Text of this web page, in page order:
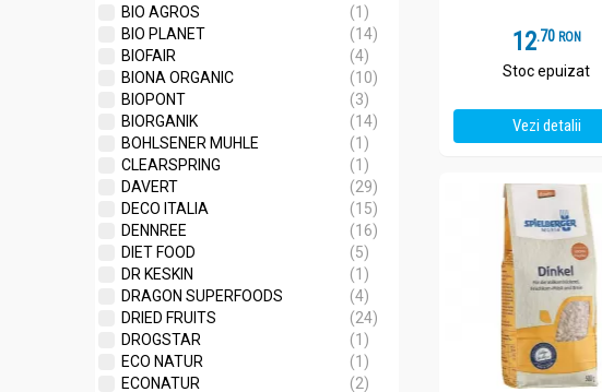
BIO AGROS
(1)
BIO PLANET
(14)
BIOFAIR
(4)
BIONA ORGANIC
(10)
BIOPONT
(3)
BIORGANIK
(14)
BOHLSENER MUHLE
(1)
CLEARSPRING
(1)
DAVERT
(29)
DECO ITALIA
(15)
DENNREE
(16)
DIET FOOD
(5)
DR KESKIN
(1)
DRAGON SUPERFOODS
(4)
DRIED FRUITS
(24)
DROGSTAR
(1)
ECO NATUR
(1)
ECONATUR
(2)
12.7 RON
Stoc epuizat
Vezi detalii